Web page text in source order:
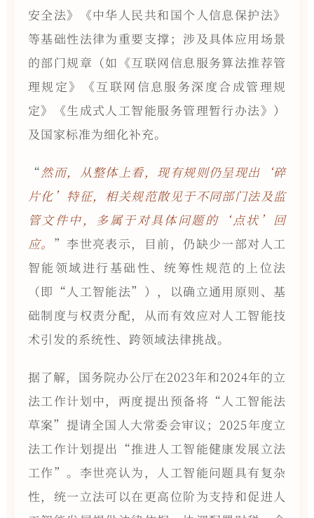
安全法》《中华人民共和国个人信息保护法》
等基础性法律为重要支撑；涉及具体应用场景
的部门规章（如《互联网信息服务算法推荐管
理规定》《互联网信息服务深度合成管理规
定》《生成式人工智能服务管理暂行办法》）
及国家标准为细化补充。
“然而，从整体上看，现有规则仍呈现出‘碎
片化’特征，相关规范散见于不同部门法及监
管文件中，多属于对具体问题的‘点状’回
应。 ”李世亮表示，目前，仍缺少一部对人工
智能领域进行基础性、统筹性规范的上位法
（即“人工智能法”），以确立通用原则、基
础制度与权责分配，从而有效应对人工智能技
术引发的系统性、跨领域法律挑战。
据了解，国务院办公厅在2023年和2024年的立
法工作计划中，两度提出预备将“人工智能法
草案”提请全国人大常委会审议；2025年度立
法工作计划提出“推进人工智能健康发展立法
工作”。李世亮认为，人工智能问题具有复杂
性，统一立法可以在更高位阶为支持和促进人